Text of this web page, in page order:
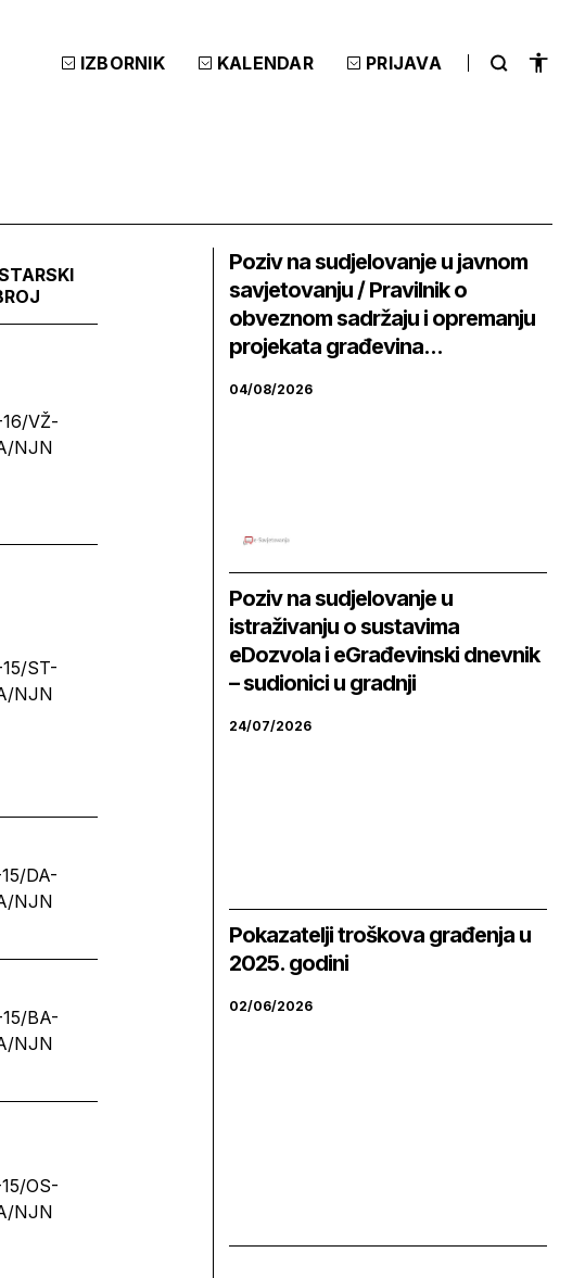
IZBORNIK KALENDAR PRIJAVA
VŽ-
NJN
ST-
NJN
DA-
NJN
BA-
NJN
OS-
NJN
Poziv na sudjelovanje u javnom
savjetovanju / Pravilnik o
obveznom sadržaju i opremanju
projekata građevina...
04/08/2026
Poziv na sudjelovanje u
istraživanju o sustavima
eDozvola i eGrađevinski dnevnik
– sudionici u gradnji
24/07/2026
Pokazatelji troškova građenja u
2025. godini
02/06/2026